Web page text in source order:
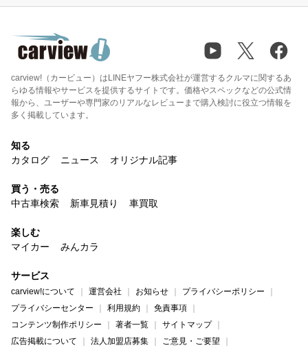
carview!（カービュー）はLINEヤフー株式会社が運営するクルマに関するあ
らゆる情報やサービスを提供するサイトです。価格やスペックなどの公式情
報から、ユーザーや専門家のリアルなレビューまで購入検討に役立つ情報を
多く掲載しています。
知る
カタログ
ニュース オリジナル記事
買う・売る
中古車検索
新車見積り 車買取
楽しむ
マイカー
みんカラ
サービス
carview!について 運営会社 お知らせ
プライバシーポリシー
プライバシーセンター
利用規約
免責事項
コンテンツ制作ポリシー
著者一覧
サイトマップ
広告掲載について
法人加盟店募集 ご意見・ご要望